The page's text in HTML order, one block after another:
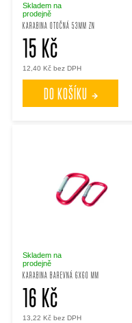
p
r
o
ů
KARABINA OTOČNÁ 53MM ZN
Skladem na
prodejně
12,40 Kč bez DPH
15 Kč
DO KOŠÍKU
KARABINA BAREVNÁ 6X60 MM
Skladem na
prodejně
13,22 Kč bez DPH
16 Kč